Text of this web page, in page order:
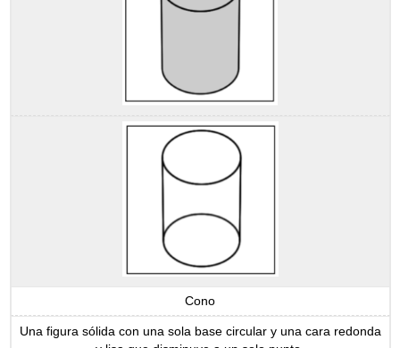
Cono
Una figura sólida con una sola base circular y una cara redonda